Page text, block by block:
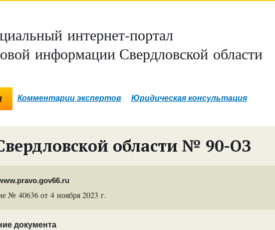
интернет-портал
информации Свердловской области
Комментарии экспертов Юридическая консультация
области № 90-ОЗ
№ 40636 от 4 ноября 2023 г.
документа